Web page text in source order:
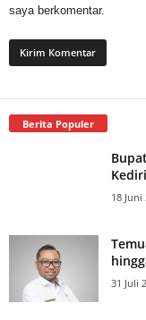
saya berkomentar.
Berita Populer
Kediri
18 Juni
31 Juli